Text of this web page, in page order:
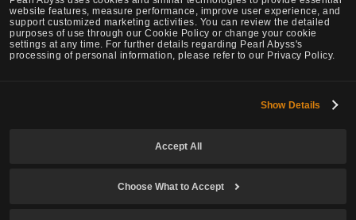
website features, measure performance, improve user experience, and
support customized marketing activities. You can review the detailed
purposes of use through our Cookie Policy or change your cookie
settings at any time. For further details regarding Pearl Abyss's
processing of personal information, please refer to our Privacy Policy.
Show Details
Accept All
Choose What to Accept